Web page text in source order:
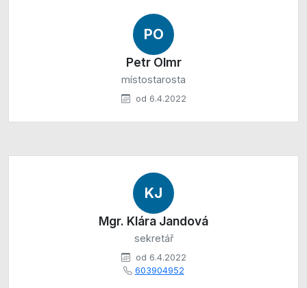
PO
Petr Olmr
místostarosta
od 6.4.2022
KJ
Mgr. Klára Jandová
sekretář
od 6.4.2022
603904952